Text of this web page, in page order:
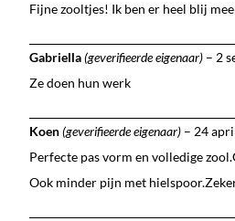
Fijne zooltjes! Ik ben er heel blij
Gabriella(geverifieerde eigenaar) – 2
Ze doen hun werk
Koen(geverifieerde eigenaar) – 24
Perfecte pas vorm en volledige
Ook minder pijn met